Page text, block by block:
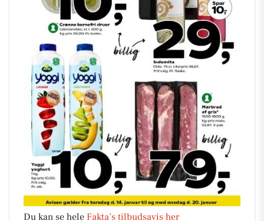
Du kan se hele Fakta’s tilbudsavis her